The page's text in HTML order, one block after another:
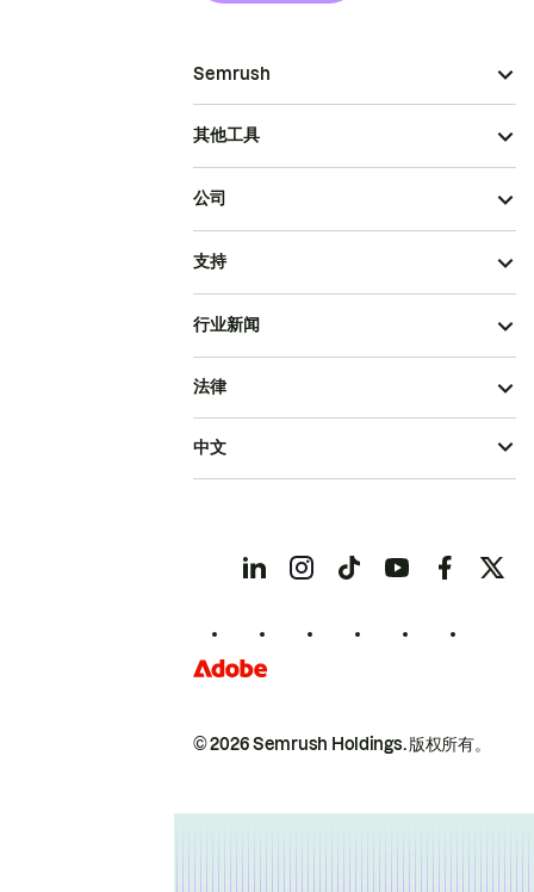
Semrush
其他工具
公司
支持
行业新闻
© 2026 Semrush Holdings.版权所有。
法律
中文